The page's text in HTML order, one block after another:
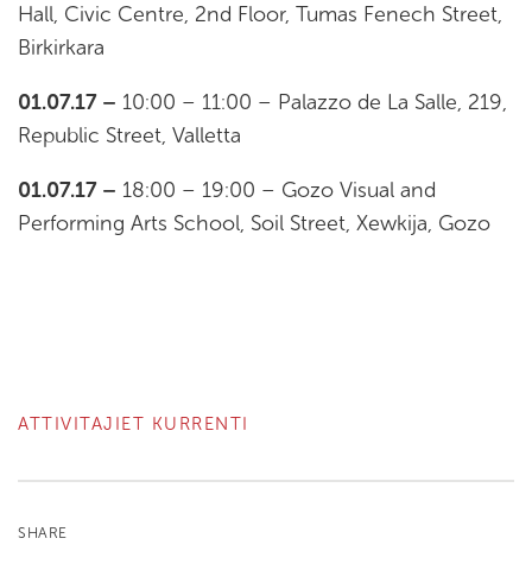
Hall, Civic Centre, 2nd Floor, Tumas Fenech Street,
Birkirkara
01.07.17 – 10:00 – 11:00 – Palazzo de La Salle, 219,
Republic Street, Valletta
01.07.17 – 18:00 – 19:00 – Gozo Visual and
Performing Arts School, Soil Street, Xewkija, Gozo
ATTIVITAJIET KURRENTI
SHARE